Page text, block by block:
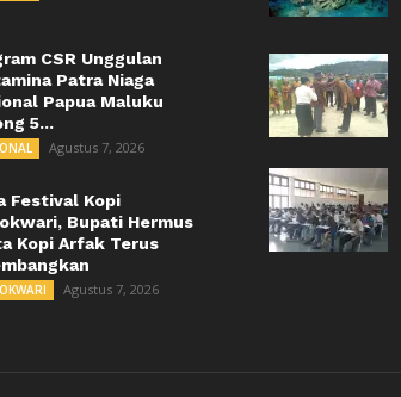
CSR Unggulan
Patra Niaga
Papua Maluku
5...
Agustus 7, 2026
Festival Kopi
Bupati Hermus
Kopi Arfak Terus
Agustus 7, 2026